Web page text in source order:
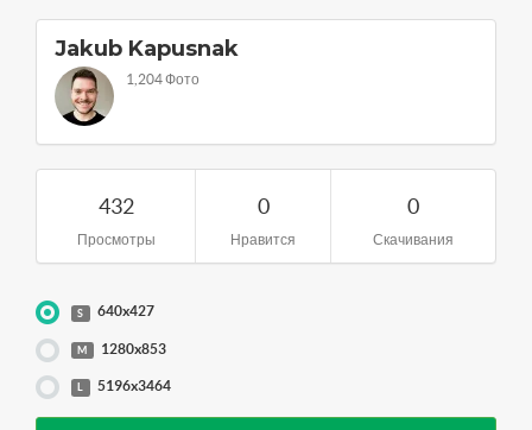
Jakub Kapusnak
1,204 Фото
432
Просмотры
0
Нравится
0
Скачивания
S 640x427
M 1280x853
L 5196x3464